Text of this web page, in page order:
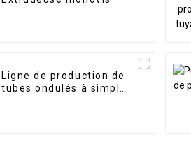
Ligne de production de
tubes ondulés à simple